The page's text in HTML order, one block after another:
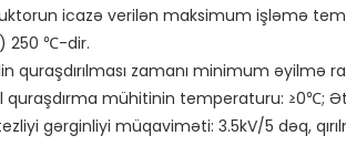
icazə verilən maksimum işləmə
250 ℃-dir.
quraşdırılması zamanı minimum əyilmə
quraşdırma mühitinin temperaturu: ≥0℃;